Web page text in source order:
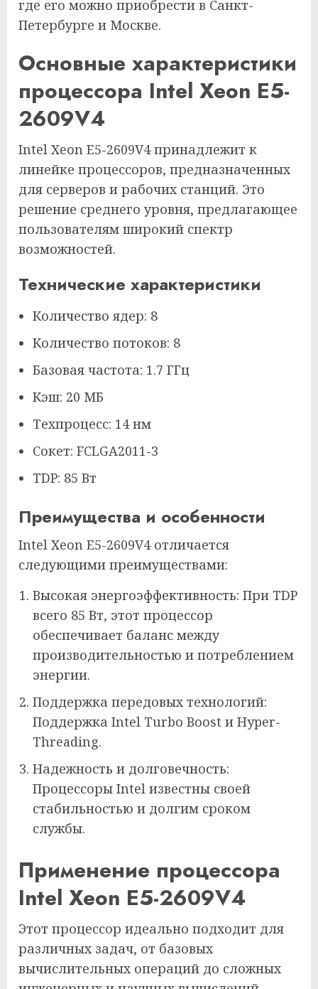
где его можно приобрести в Санкт-
Петербурге и Москве.
Основные характеристики
процессора Intel Xeon E5-
2609V4
Intel Xeon E5-2609V4 принадлежит к
линейке процессоров, предназначенных
для серверов и рабочих станций. Это
решение среднего уровня, предлагающее
пользователям широкий спектр
возможностей.
Технические характеристики
Количество ядер: 8
Количество потоков: 8
Базовая частота: 1.7 ГГц
Кэш: 20 МБ
Техпроцесс: 14 нм
Сокет: FCLGA2011-3
TDP: 85 Вт
Преимущества и особенности
Intel Xeon E5-2609V4 отличается
следующими преимуществами:
Высокая энергоэффективность: При TDP
всего 85 Вт, этот процессор
обеспечивает баланс между
производительностью и потреблением
энергии.
Поддержка передовых технологий:
Поддержка Intel Turbo Boost и Hyper-
Threading.
Надежность и долговечность:
Процессоры Intel известны своей
стабильностью и долгим сроком
службы.
Применение процессора
Intel Xeon E5-2609V4
Этот процессор идеально подходит для
различных задач, от базовых
вычислительных операций до сложных